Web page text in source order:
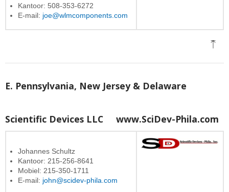
Kantoor: 508-353-6272
E-mail: joe@wlmcomponents.com
E. Pennsylvania, New Jersey & Delaware
Scientific Devices LLC www.SciDev-Phila.com
Johannes Schultz
Kantoor: 215-256-8641
Mobiel: 215-350-1711
E-mail: john@scidev-phila.com